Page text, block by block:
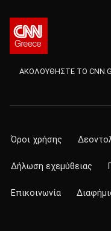
ΑΚΟΛΟΥΘΗΣΤΕ ΤΟ
Όροι χρήσης
Δήλωση εχεμύθειας
Επικοινωνία